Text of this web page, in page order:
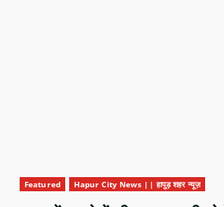
Featured Hapur City News || हापुड़ शहर न्यूज़